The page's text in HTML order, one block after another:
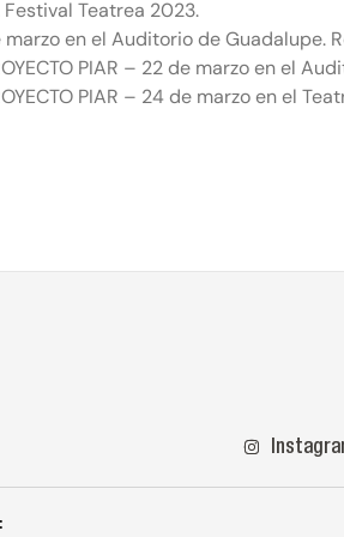
Festival Teatrea 2023.
marzo en el Auditorio de Guadalupe.
PIAR – 22 de marzo en el
PIAR – 24 de marzo en el